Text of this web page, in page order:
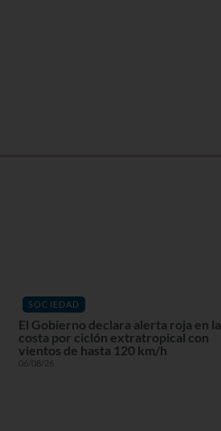
SOCIEDAD
El Gobierno declara alerta roja en la
costa por ciclón extratropical con
vientos de hasta 120 km/h
06/08/26